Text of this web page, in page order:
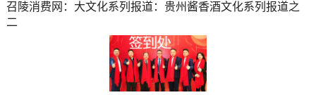
召陵消费网：大文化系列报道：贵州酱香酒文化系列报道之
二